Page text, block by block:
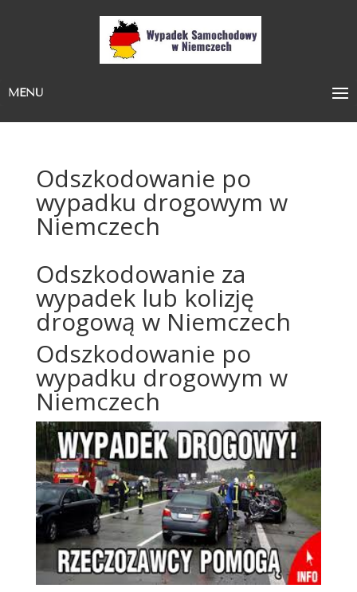
MENU
Odszkodowanie po
wypadku drogowym w
Niemczech
Odszkodowanie za
wypadek lub kolizję
drogową w Niemczech
Odszkodowanie po
wypadku drogowym w
Niemczech